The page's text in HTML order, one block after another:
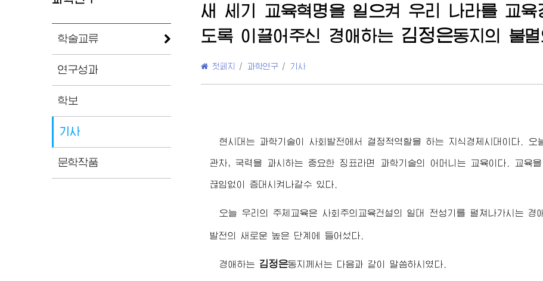
학술교류
연구성과
학보
기사
문학작품
새 세기 교육혁명을 일으켜 우리 나라를 교육
도록 이끌어주신 경애하는 김정은동지 의 불
첫페지 / 과학연구 / 기사
현시대는 과학기술이 사회발전에서 결정적역할을 하는 지식경제시대이다. 오
관차, 국력을 과시하는 중요한 징표라면 과학기술의 어머니는 교육이다. 교육
끊임없이 증대시켜나갈수 있다.
오늘 우리의 주체교육은 사회주의교육건설의 일대 전성기를 펼쳐나가시는 경
발전의 새로운 높은 단계에 들어섰다.
경애하는 김정은동지 께서는 다음과 같이 말씀하시였다.